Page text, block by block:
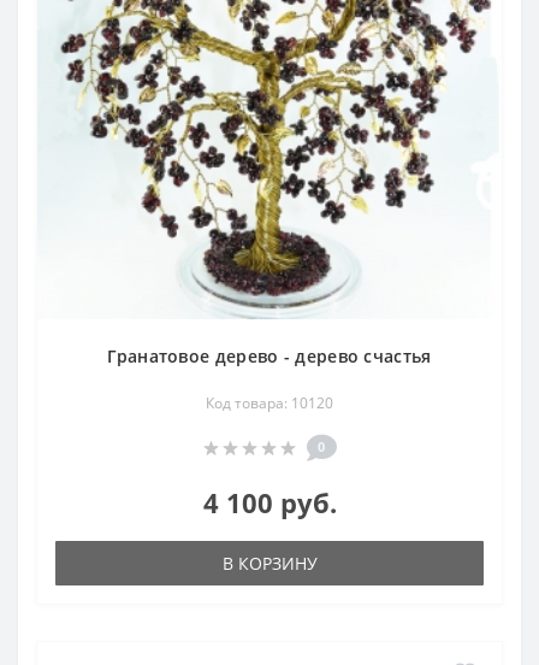
Гранатовое дерево - дерево счастья
Код товара: 10120
0
4 100 руб.
В КОРЗИНУ